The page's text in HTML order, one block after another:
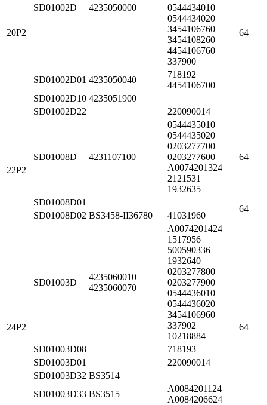
20P2
SD01002D 4235050000
0544434010
0544434020
3454106760
3454108260
4454106760
337900
64
SD01002D01 4235050040
718192
4454106700
SD01002D10 4235051900
SD01002D22
220090014
22P2
SD01008D 4231107100
0544435010
0544435020
0203277700
0203277600
A0074201324
2121531
1932635
64
SD01008D01
64
SD01008D02 BS3458-II36780 41031960
24P2
SD01003D
4235060010
4235060070
A0074201424
1517956
500590336
1932640
0203277800
0203277900
0544436010
0544436020
3454106960
337902
10218884
64
SD01003D08
718193
SD01003D01
220090014
SD01003D32 BS3514
SD01003D33 BS3515
A0084201124
A0084206624